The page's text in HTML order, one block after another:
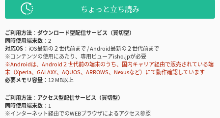
ちょっと立ち読み
ご利用方法
ダウンロード型配信サービス（買切型）
同時使用端末数
2
対応OS
iOS最新の２世代前まで / Android最新の２世代前まで
※コンテンツの使用にあたり、専用ビューアisho.jpが必要
※Androidは、Android２世代前の端末のうち、国内キャリア経由で販売されている端
末（Xperia、GALAXY、AQUOS、ARROWS、Nexusなど）にて動作確認しています
必要メモリ容量
12 MB以上
ご利用方法
アクセス型配信サービス（買切型）
同時使用端末数
1
※インターネット経由でのWEBブラウザによるアクセス参照